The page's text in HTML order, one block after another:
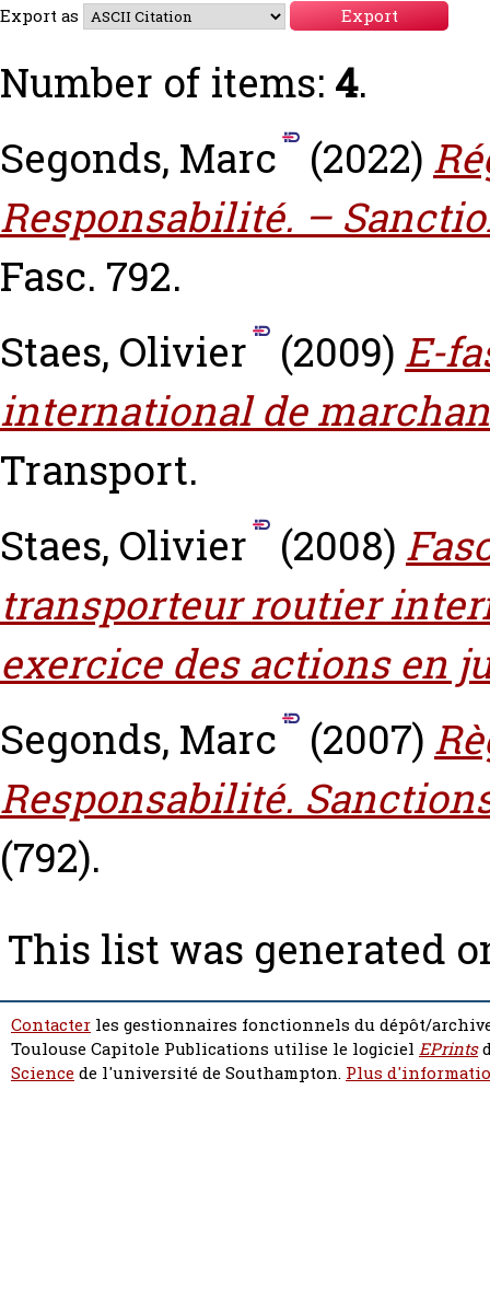
Export as
Number of items: 4.
Segonds, Marc
(2022)
Responsabilité. –
Fasc. 792.
Staes, Olivier
(2009) E-
international de
Transport.
Staes, Olivier
(2008)
transporteur routier
exercice des actions en
Segonds, Marc
(2007)
Responsabilité.
(792).
This list was generated
Contacter les gestionnaires fonctionnels du dépôt/
Toulouse Capitole Publications utilise le logiciel EPrints
Sciencede l'université de Southampton. Plus